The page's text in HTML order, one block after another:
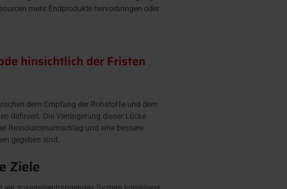
mehr Endprodukte hervorbringen oder
hinsichtlich der Fristen
dem Empfang der Rohstoffe und dem
definiert. Die Verringerung dieser Lücke
Ressourcenumschlag und eine bessere
gegeben sind.
Ziele